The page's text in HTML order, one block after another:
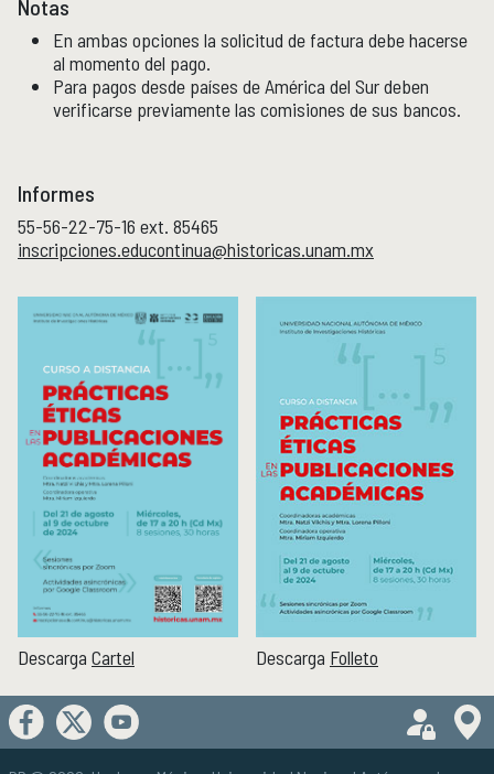
Notas
En ambas opciones la solicitud de factura debe hacerse
al momento del pago.
Para pagos desde países de América del Sur deben
verificarse previamente las comisiones de sus bancos.
Informes
55-56-22-75-16 ext. 85465
inscripciones.educontinua@historicas.unam.mx
Descarga Cartel Descarga Folleto